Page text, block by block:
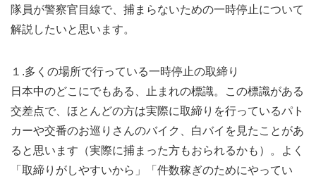
隊員が警察官目線で、捕まらないための一時停止について
解説したいと思います。
１.多くの場所で行っている一時停止の取締り
日本中のどこにでもある、止まれの標識。この標識がある
交差点で、ほとんどの方は実際に取締りを行っているパト
カーや交番のお巡りさんのバイク、白バイを見たことがあ
ると思います（実際に捕まった方もおられるかも）。よく
「取締りがしやすいから」「件数稼ぎのためにやってい